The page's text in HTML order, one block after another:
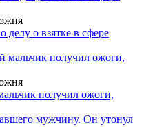
о взятке в сфере
получил ожоги,